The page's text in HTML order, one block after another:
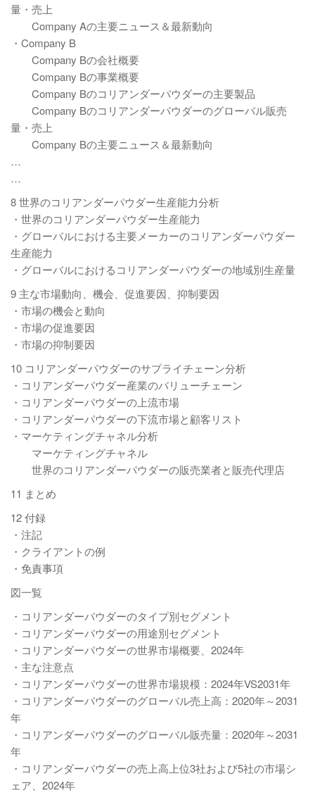
量・売上
Company Aの主要ニュース＆最新動向
・Company B
Company Bの会社概要
Company Bの事業概要
Company Bのコリアンダーパウダーの主要製品
Company Bのコリアンダーパウダーのグローバル販売
量・売上
Company Bの主要ニュース＆最新動向
…
…
8 世界のコリアンダーパウダー生産能力分析
・世界のコリアンダーパウダー生産能力
・グローバルにおける主要メーカーのコリアンダーパウダー
生産能力
・グローバルにおけるコリアンダーパウダーの地域別生産量
9 主な市場動向、機会、促進要因、抑制要因
・市場の機会と動向
・市場の促進要因
・市場の抑制要因
10 コリアンダーパウダーのサプライチェーン分析
・コリアンダーパウダー産業のバリューチェーン
・コリアンダーパウダーの上流市場
・コリアンダーパウダーの下流市場と顧客リスト
・マーケティングチャネル分析
マーケティングチャネル
世界のコリアンダーパウダーの販売業者と販売代理店
11 まとめ
12 付録
・注記
・クライアントの例
・免責事項
図一覧
・コリアンダーパウダーのタイプ別セグメント
・コリアンダーパウダーの用途別セグメント
・コリアンダーパウダーの世界市場概要、2024年
・主な注意点
・コリアンダーパウダーの世界市場規模：2024年VS2031年
・コリアンダーパウダーのグローバル売上高：2020年～2031
年
・コリアンダーパウダーのグローバル販売量：2020年～2031
年
・コリアンダーパウダーの売上高上位3社および5社の市場シ
ェア、2024年